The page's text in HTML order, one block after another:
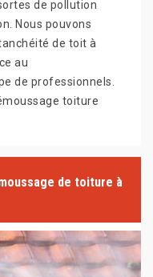
de pollution
Nous pouvons
de toit à
au
de professionnels.
toiture
de toiture à